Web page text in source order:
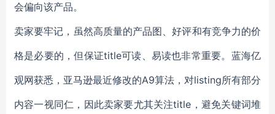
会偏向该产品。
卖家要牢记，虽然高质量的产品图、好评和有竞争力的价
格是必要的，但保证title可读、易读也非常重要。蓝海亿
观网获悉，亚马逊最近修改的A9算法，对listing所有部分
内容一视同仁，因此卖家要尤其关注title，避免关键词堆